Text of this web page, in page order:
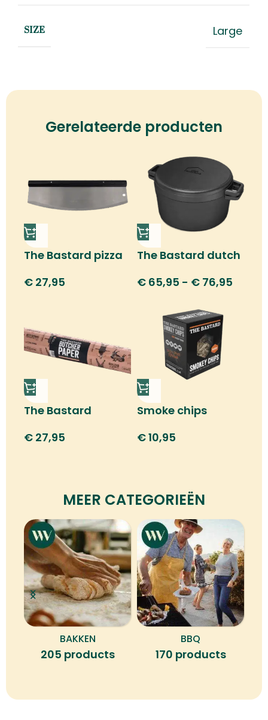
SIZE Large
Gerelateerde producten
The Bastard pizza
€ 27,95
The Bastard dutch
€ 65,95 - € 76,95
The Bastard
€ 27,95
Smoke chips
€10,95
MEER CATEGORIEËN
BAKKEN
205 products
BBQ
170 products